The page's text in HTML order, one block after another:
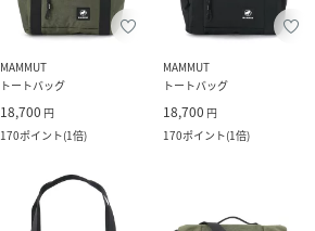
MAMMUT
トートバッグ
18,700 円
170ポイント(1倍)
MAMMUT
トートバッグ
18,700 円
170ポイント(1倍)